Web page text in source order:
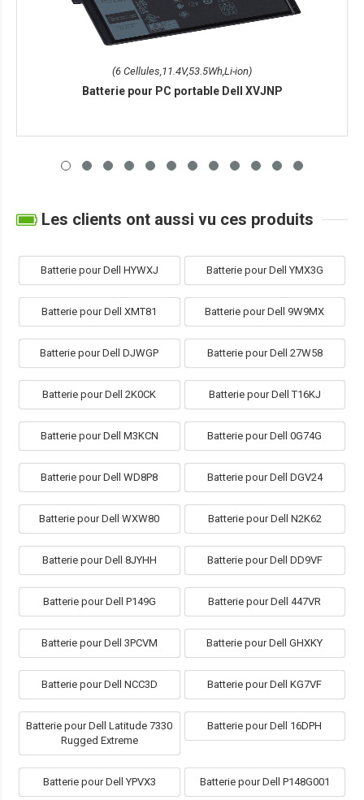
(6 Cellules,11.4V,53.5Wh,Li-ion)
Batterie pour PC portable Dell XVJNP
Les clients ont aussi vu ces produits
Batterie pour Dell HYWXJ Batterie pour Dell YMX3G
Batterie pour Dell XMT81 Batterie pour Dell 9W9MX
Batterie pour Dell DJWGP Batterie pour Dell 27W58
Batterie pour Dell 2K0CK Batterie pour Dell T16KJ
Batterie pour Dell M3KCN Batterie pour Dell 0G74G
Batterie pour Dell WD8P8 Batterie pour Dell DGV24
Batterie pour Dell WXW80 Batterie pour Dell N2K62
Batterie pour Dell 8JYHH Batterie pour Dell DD9VF
Batterie pour Dell P149G Batterie pour Dell 447VR
Batterie pour Dell 3PCVM Batterie pour Dell GHXKY
Batterie pour Dell NCC3D Batterie pour Dell KG7VF
Batterie pour Dell Latitude 7330
Rugged Extreme
Batterie pour Dell 16DPH
Batterie pour Dell YPVX3 Batterie pour Dell P148G001